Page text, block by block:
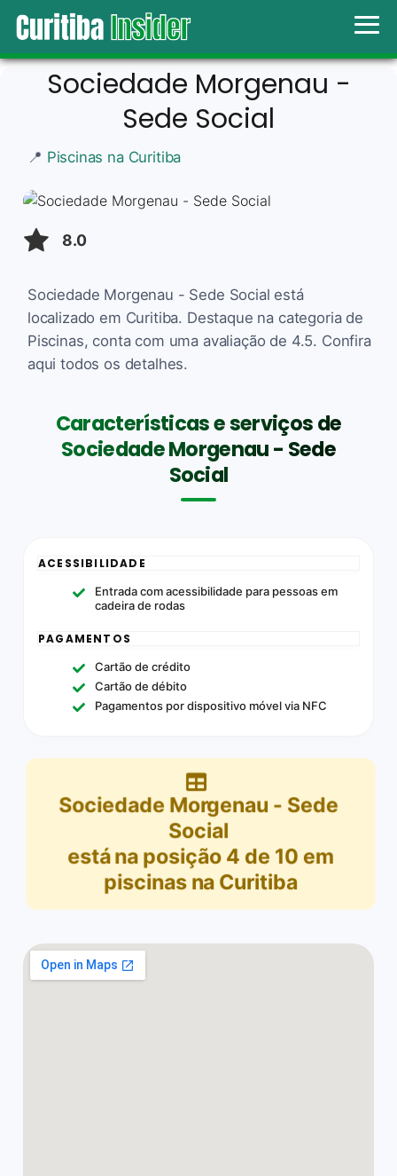
Sociedade Morgenau -
Sede Social
📍 Piscinas na Curitiba
8.0
Sociedade Morgenau - Sede Social está
localizado em Curitiba. Destaque na categoria de
Piscinas, conta com uma avaliação de 4.5. Confira
aqui todos os detalhes.
Características e serviços de
Sociedade Morgenau - Sede
Social
ACESSIBILIDADE
Entrada com acessibilidade para pessoas em
cadeira de rodas
PAGAMENTOS
Cartão de crédito
Cartão de débito
Pagamentos por dispositivo móvel via NFC
Sociedade Morgenau - Sede
Social
está na posição 4 de 10 em
piscinas na Curitiba